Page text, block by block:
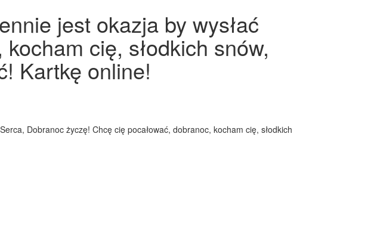
jest okazja by wysłać
cię, słodkich snów,
Kartkę online!
Dobranoc życzę! Chcę cię pocałować, dobranoc, kocham cię, słodkich